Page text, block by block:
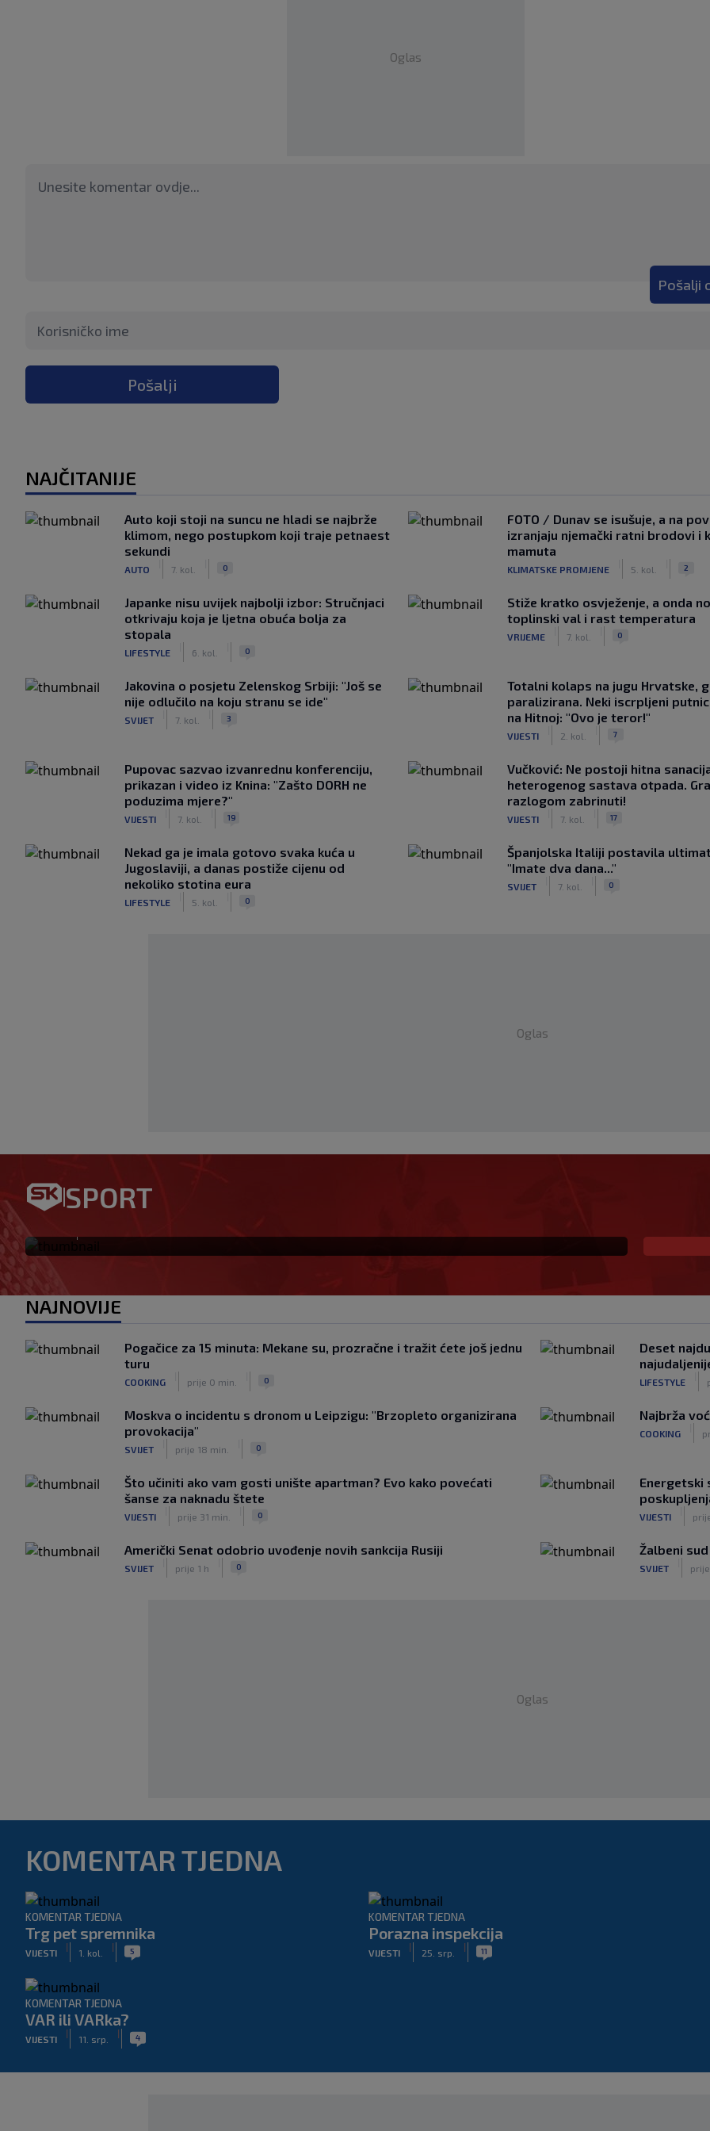
Oglas
Pošalji
Pošalji
NAJČITANIJE
Auto koji stoji na suncu ne hladi se najbrže
klimom, nego postupkom koji traje petnaest
sekundi
AUTO 7. kol. 0
FOTO / Dunav se isušuje, a na
izranjaju njemački ratni brodovi i
mamuta
KLIMATSKE PROMJENE 5. kol. 2
Japanke nisu uvijek najbolji izbor: Stručnjaci
otkrivaju koja je ljetna obuća bolja za
stopala
LIFESTYLE 6. kol. 0
Stiže kratko osvježenje, a onda
toplinski val i rast temperatura
VRIJEME 7. kol. 0
Jakovina o posjetu Zelenskog Srbiji: "Još se
nije odlučilo na koju stranu se ide"
SVIJET 7. kol. 3
Totalni kolaps na jugu Hrvatske,
paralizirana. Neki iscrpljeni
na Hitnoj: "Ovo je teror!"
VIJESTI 2. kol. 7
Pupovac sazvao izvanrednu konferenciju,
prikazan i video iz Knina: "Zašto DORH ne
poduzima mjere?"
VIJESTI 7. kol. 19
Vučković: Ne postoji hitna
heterogenog sastava otpada.
razlogom zabrinuti!
VIJESTI 7. kol. 17
Nekad ga je imala gotovo svaka kuća u
Jugoslaviji, a danas postiže cijenu od
nekoliko stotina eura
LIFESTYLE 5. kol. 0
Španjolska Italiji postavila
"Imate dva dana..."
SVIJET 7. kol. 0
Oglas
SPORT
Bennacer raskinuo s Milanom i sada je slobodan
igrač: Boban je upravo to i htio, ali…
NAJNOVIJE
Pogačice za 15 minuta: Mekane su, prozračne i tražit ćete još jednu
turu
COOKING prije 0 min. 0
Deset
LIFESTYLE
Moskva o incidentu s dronom u Leipzigu: "Brzopleto organizirana
provokacija"
SVIJET prije 18 min. 0
Najbrža
COOKING
Što učiniti ako vam gosti unište apartman? Evo kako povećati
šanse za naknadu štete
VIJESTI prije 31 min. 0
Energetski
VIJESTI
Američki Senat odobrio uvođenje novih sankcija Rusiji
SVIJET prije 1 h 0
Žalbeni
SVIJET
Oglas
KOMENTAR TJEDNA
KOMENTAR TJEDNA
Trg pet spremnika
VIJESTI
|
1. kol.
| 5
KOMENTAR TJEDNA
Porazna inspekcija
VIJESTI
|
25. srp.
| 11
KOMENTAR TJEDNA
VAR ili VARka?
VIJESTI
|
11. srp.
| 4